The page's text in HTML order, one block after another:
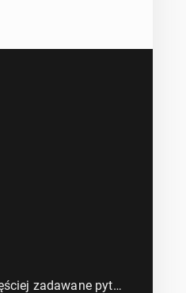
FAQ - Najczęściej zadawane pytania